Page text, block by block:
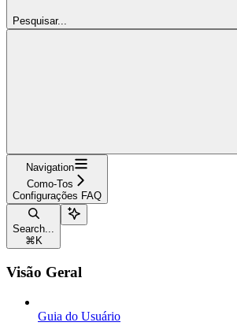
Pesquisar...
Navigation
Como-Tos
Configurações FAQ
Search...
⌘ K
Visão Geral
Guia do Usuário